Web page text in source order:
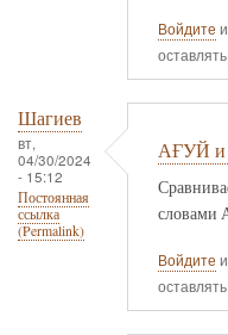
Войдите
Шагиев
вт,
04/30/2024
- 15:12
Постоянная
ссылка
(Permalink)
АҒУЙ
словами
Войдите